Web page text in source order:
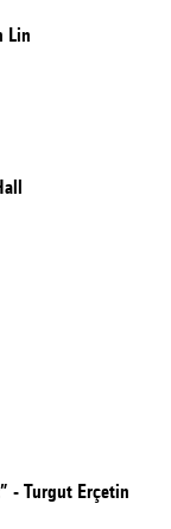
Lin
- Turgut Erçetin